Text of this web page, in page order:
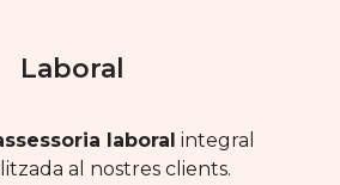
Laboral
laboral integral
al nostres clients.